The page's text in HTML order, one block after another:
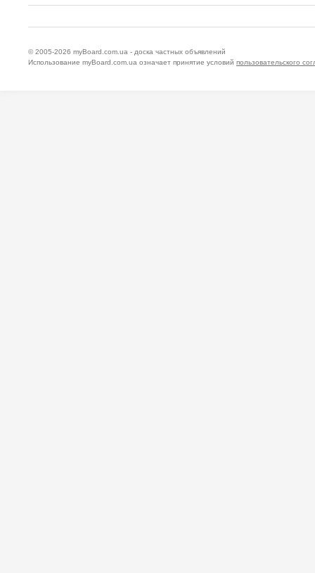
© 2005-2026 myBoard.com.ua - доска частных объявлений
Использование myBoard.com.ua означает принятие условий пользовательского